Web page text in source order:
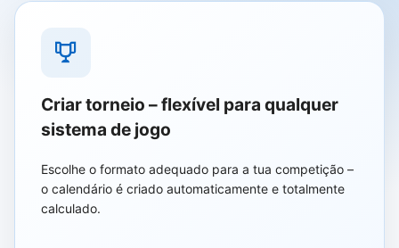
Criar torneio – flexível para qualquer
sistema de jogo
Escolhe o formato adequado para a tua competição –
o calendário é criado automaticamente e totalmente
calculado.